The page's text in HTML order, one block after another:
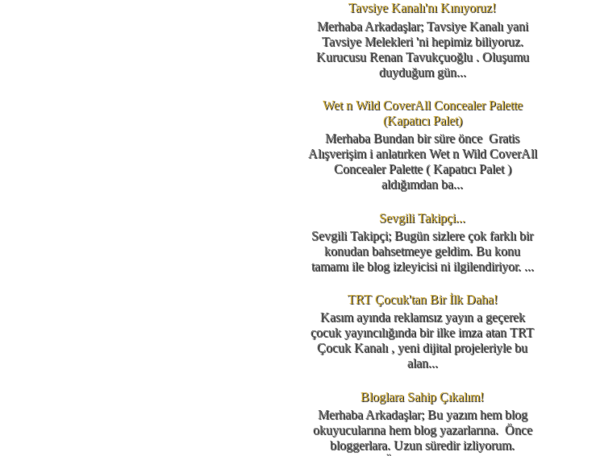
Tavsiye Kanalı'nı Kınıyoruz!
Merhaba Arkadaşlar; Tavsiye Kanalı yani
Tavsiye Melekleri 'ni hepimiz biliyoruz.
Kurucusu Renan Tavukçuoğlu . Oluşumu
duyduğum gün...
Wet n Wild CoverAll Concealer Palette
(Kapatıcı Palet)
Merhaba Bundan bir süre önce Gratis
Alışverişim i anlatırken Wet n Wild CoverAll
Concealer Palette ( Kapatıcı Palet )
aldığımdan ba...
Sevgili Takipçi...
Sevgili Takipçi; Bugün sizlere çok farklı bir
konudan bahsetmeye geldim. Bu konu
tamamı ile blog izleyicisi ni ilgilendiriyor. ...
TRT Çocuk'tan Bir İlk Daha!
Kasım ayında reklamsız yayın a geçerek
çocuk yayıncılığında bir ilke imza atan TRT
Çocuk Kanalı , yeni dijital projeleriyle bu
alan...
Bloglara Sahip Çıkalım!
Merhaba Arkadaşlar; Bu yazım hem blog
okuyucularına hem blog yazarlarına. Önce
bloggerlara. Uzun süredir izliyorum.